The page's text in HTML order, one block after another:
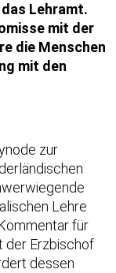
Lehramt.
mit der
die Menschen
mit den
zur
Lehre
für
der Erzbischof
dessen